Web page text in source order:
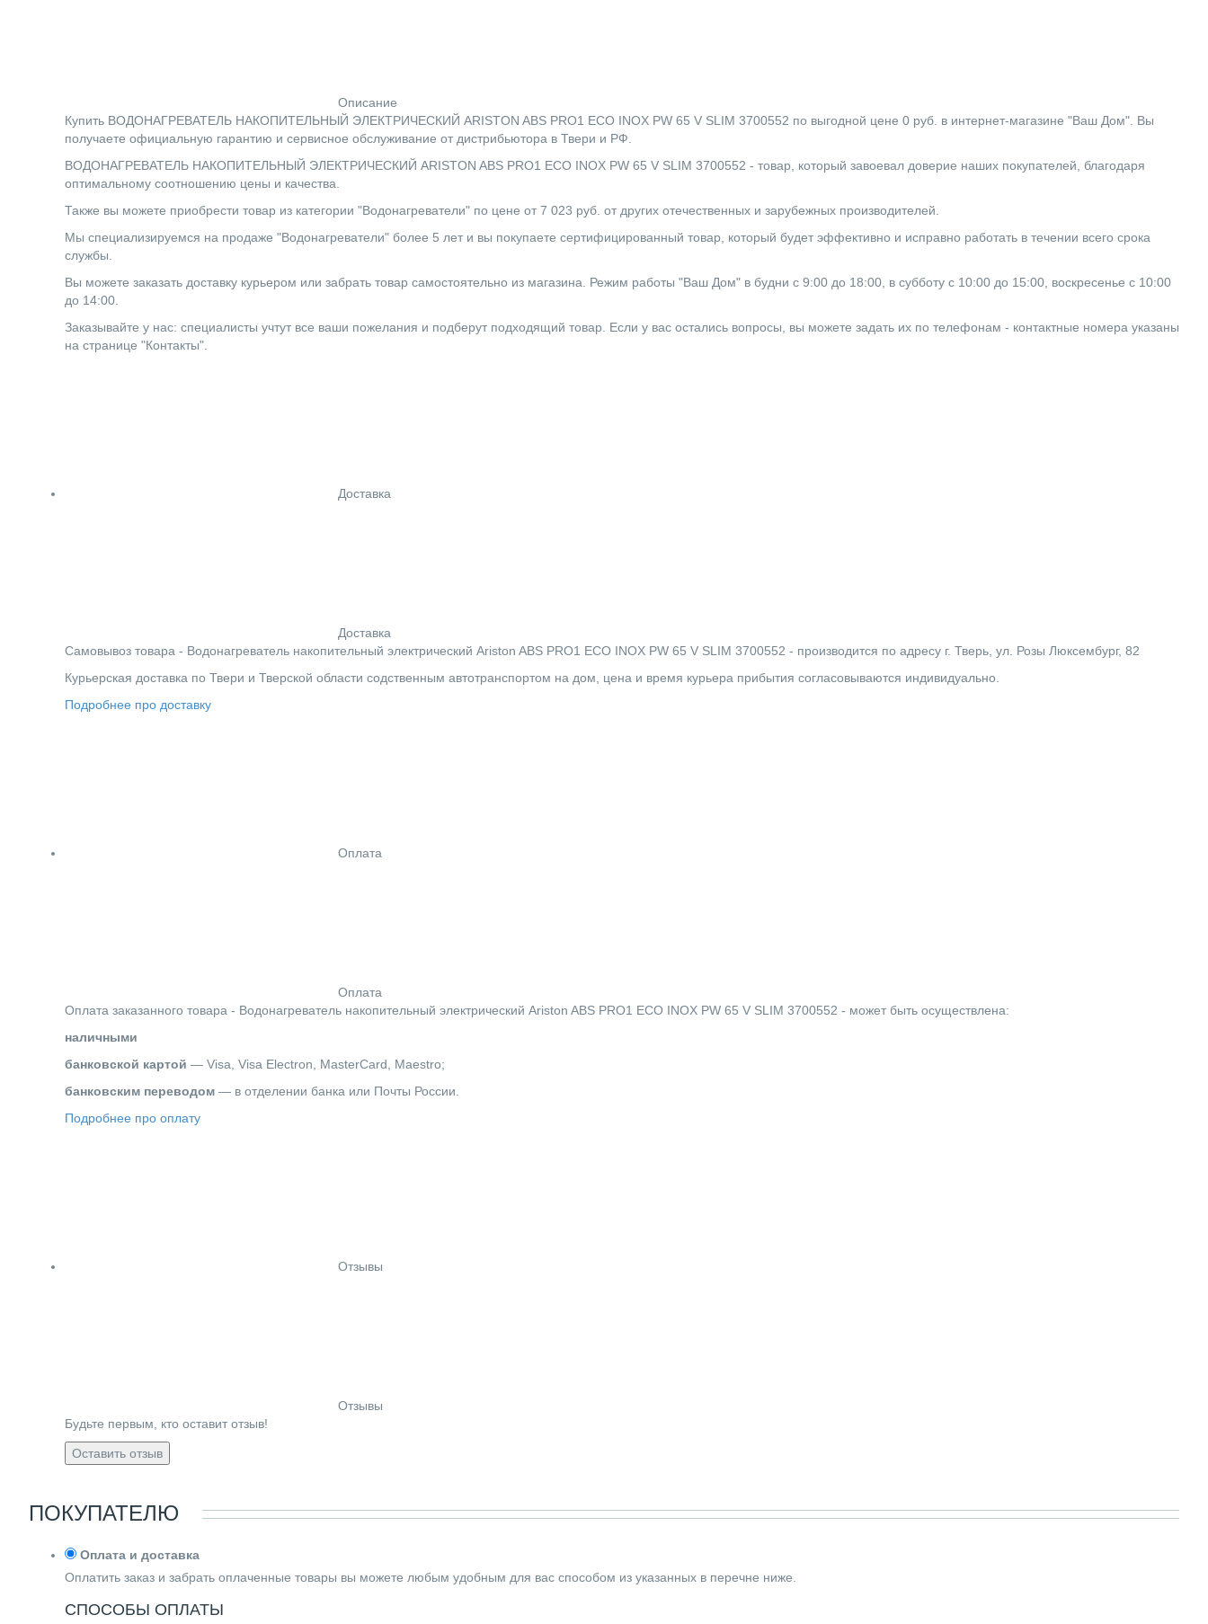
Описание
Купить ВОДОНАГРЕВАТЕЛЬ НАКОПИТЕЛЬНЫЙ ЭЛЕКТРИЧЕСКИЙ ARISTON ABS PRO1 ECO INOX PW 65 V SLIM 3700552 по выгодной цене 0 руб. в интернет-магазине "Ваш Дом". Вы
получаете официальную гарантию и сервисное обслуживание от дистрибьютора в Твери и РФ.
ВОДОНАГРЕВАТЕЛЬ НАКОПИТЕЛЬНЫЙ ЭЛЕКТРИЧЕСКИЙ ARISTON ABS PRO1 ECO INOX PW 65 V SLIM 3700552 - товар, который завоевал доверие наших покупателей, благодаря
оптимальному соотношению цены и качества.
Также вы можете приобрести товар из категории "Водонагреватели" по цене от 7 023 руб. от других отечественных и зарубежных производителей.
Мы специализируемся на продаже "Водонагреватели" более 5 лет и вы покупаете сертифицированный товар, который будет эффективно и исправно работать в течении всего срока
службы.
Вы можете заказать доставку курьером или забрать товар самостоятельно из магазина. Режим работы "Ваш Дом" в будни с 9:00 до 18:00, в субботу с 10:00 до 15:00, воскресенье с 10:00
до 14:00.
Заказывайте у нас: специалисты учтут все ваши пожелания и подберут подходящий товар. Если у вас остались вопросы, вы можете задать их по телефонам - контактные номера указаны
на странице "Контакты".
Доставка
Доставка
Cамовывоз товара - Водонагреватель накопительный электрический Ariston ABS PRO1 ECO INOX PW 65 V SLIM 3700552 - производится по адресу г. Тверь, ул. Розы Люксембург, 82
Курьерская доставка по Твери и Тверской области содственным автотранспортом на дом, цена и время курьера прибытия согласовываются индивидуально.
Подробнее про доставку
Оплата
Оплата
Оплата заказанного товара - Водонагреватель накопительный электрический Ariston ABS PRO1 ECO INOX PW 65 V SLIM 3700552 - может быть осуществлена:
наличными
банковской картой — Visa, Visa Electron, MasterCard, Maestro;
банковским переводом — в отделении банка или Почты России.
Подробнее про оплату
Отзывы
Отзывы
Будьте первым, кто оставит отзыв!
Оставить отзыв
ПОКУПАТЕЛЮ
Оплата и доставка
Оплатить заказ и забрать оплаченные товары вы можете любым удобным для вас способом из указанных в перечне ниже.
СПОСОБЫ ОПЛАТЫ